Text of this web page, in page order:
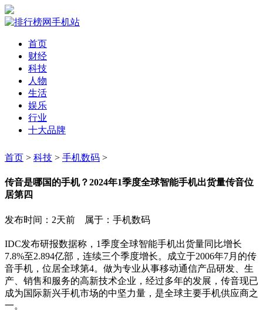
首页
财经
科技
人物
生活
娱乐
行业
十大品牌
首页 > 科技 > 手机数码 >
传音是哪国的手机？2024年1季度全球智能手机出货量传音位
居第四
发布时间：2天前 属于：手机数码
IDC发布研报数据称，1季度全球智能手机出货量同比增长
7.8%至2.894亿部，连续三个季度增长。成立于2006年7月的传
音手机，位居全球第4。做为专业从事移动通信产品研发、生
产、销售和服务的高新技术企业，经过多年的发展，传音现已
成为国际新兴手机市场的中坚力量，是全球主要手机供应商之
一。